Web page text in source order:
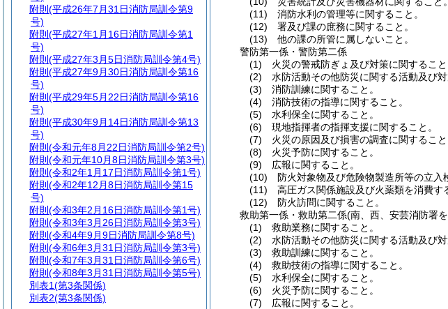
(11) 消防水利の管理等に関すること。
(12) 署及び課の庶務に関すること。
(13) 他の課の所管に属しないこと。
警防第一係・警防第二係
(1) 火災の警戒防ぎょ及び対策に関すること
(2) 水防活動その他防災に関する活動及び対
(3) 消防訓練に関すること。
(4) 消防技術の指導に関すること。
(5) 水利保全に関すること。
(6) 現地指揮者の指揮支援に関すること。
(7) 火災の原因及び損害の調査に関すること
(8) 火災予防に関すること。
(9) 広報に関すること。
(10) 防火対象物及び危険物製造所等の立入
(11) 高圧ガス関係施設及び火薬類を消費す
(12) 防火訪問に関すること。
救助第一係・救助第二係(南、西、安芸消防署
(1) 救助業務に関すること。
(2) 水防活動その他防災に関する活動及び対
(3) 救助訓練に関すること。
(4) 救助技術の指導に関すること。
(5) 水利保全に関すること。
(6) 火災予防に関すること。
(7) 広報に関すること。
附則 (平成26年7月31日消防局訓令第9
号)
附則 (平成27年1月16日消防局訓令第1
号)
附則 (平成27年3月5日消防局訓令第4号)
附則 (平成27年9月30日消防局訓令第16
号)
附則 (平成29年5月22日消防局訓令第16
号)
附則 (平成30年9月14日消防局訓令第13
号)
附則 (令和元年8月22日消防局訓令第2号)
附則 (令和元年10月8日消防局訓令第3号)
附則 (令和2年1月17日消防局訓令第1号)
附則 (令和2年12月8日消防局訓令第15
号)
附則 (令和3年2月16日消防局訓令第1号)
附則 (令和3年3月26日消防局訓令第3号)
附則 (令和4年9月9日消防局訓令第8号)
附則 (令和6年3月31日消防局訓令第3号)
附則 (令和7年3月31日消防局訓令第6号)
附則 (令和8年3月31日消防局訓令第5号)
別表1(第3条関係)
別表2(第3条関係)